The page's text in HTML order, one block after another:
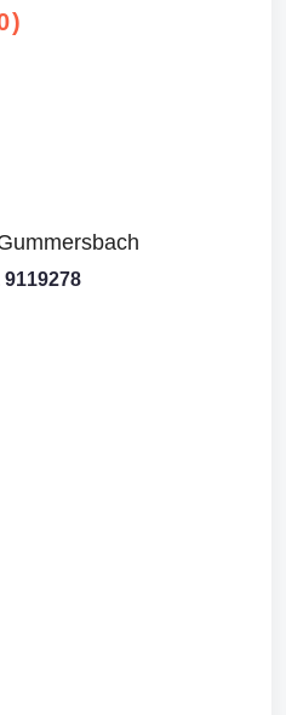
9119278